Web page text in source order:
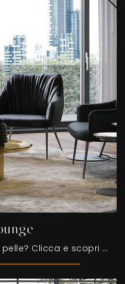
Cerchi Poltrone moderne in pelle? Clicca e scopri di più sul modello Agata Lounge di Tonin Casa.